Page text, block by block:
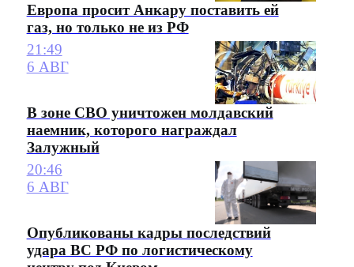
Европа просит Анкару поставить ей
газ, но только не из РФ
21:49
6 АВГ
В зоне СВО уничтожен молдавский
наемник, которого награждал
Залужный
20:46
6 АВГ
Опубликованы кадры последствий
удара ВС РФ по логистическому